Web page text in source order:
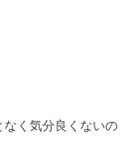
く気分良くないの